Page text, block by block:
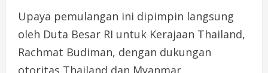
Upaya pemulangan ini dipimpin langsung
oleh Duta Besar RI untuk Kerajaan Thailand,
Rachmat Budiman, dengan dukungan